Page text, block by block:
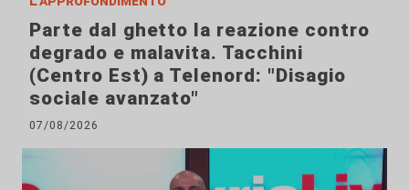
Parte dal ghetto la reazione contro
degrado e malavita. Tacchini
(Centro Est) a Telenord: "Disagio
sociale avanzato"
07/08/2026